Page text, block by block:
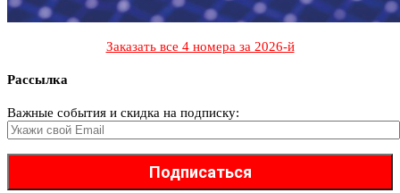
Заказать все 4 номера за 2026-й
Рассылка
Важные события и скидка на подписку: